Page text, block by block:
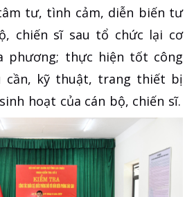
tư, tình cảm, diễn biến tư
chiến sĩ sau tổ chức lại cơ
phương; thực hiện tốt công
cần, kỹ thuật, trang thiết bị
hoạt của cán bộ, chiến sĩ.